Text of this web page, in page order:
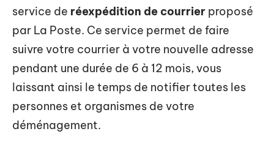
service de réexpédition de courrier proposé
par La Poste. Ce service permet de faire
suivre votre courrier à votre nouvelle adresse
pendant une durée de 6 à 12 mois, vous
laissant ainsi le temps de notifier toutes les
personnes et organismes de votre
déménagement.